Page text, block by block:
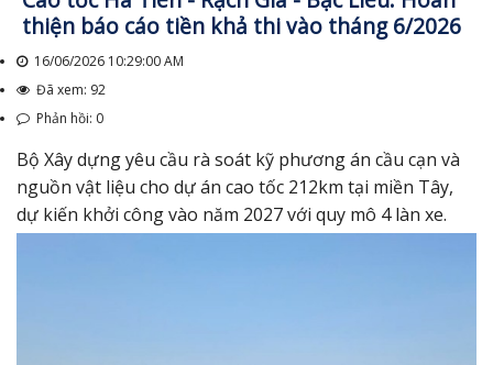
thiện báo cáo tiền khả thi vào tháng 6/2026
16/06/2026 10:29:00 AM
Đã xem: 92
Phản hồi: 0
Bộ Xây dựng yêu cầu rà soát kỹ phương án cầu cạn và
nguồn vật liệu cho dự án cao tốc 212km tại miền Tây,
dự kiến khởi công vào năm 2027 với quy mô 4 làn xe.